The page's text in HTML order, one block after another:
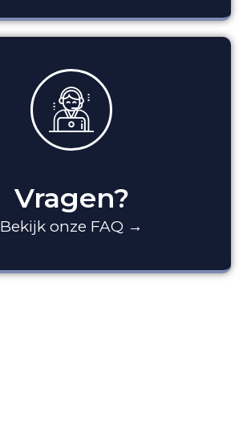
Vragen?
Bekijk onze FAQ →